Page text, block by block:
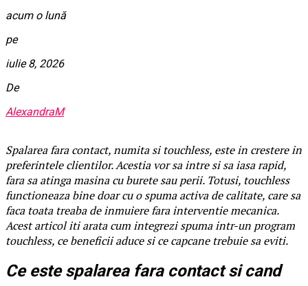
acum o lună
pe
iulie 8, 2026
De
AlexandraM
Spalarea fara contact, numita si touchless, este in crestere in
preferintele clientilor. Acestia vor sa intre si sa iasa rapid,
fara sa atinga masina cu burete sau perii. Totusi, touchless
functioneaza bine doar cu o spuma activa de calitate, care sa
faca toata treaba de inmuiere fara interventie mecanica.
Acest articol iti arata cum integrezi spuma intr-un program
touchless, ce beneficii aduce si ce capcane trebuie sa eviti.
Ce este spalarea fara contact si cand